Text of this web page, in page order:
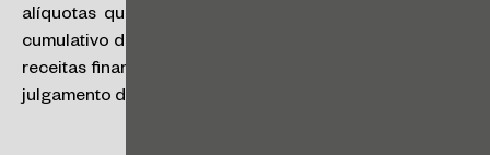
alíquotas que permanecem em vigor no regime não-
cumulativo de PIS e COFINS são de 0,65% e 4% sobre
receitas financeiras, respectivamente, até que ocorra o
julgamento de mérito da ação.